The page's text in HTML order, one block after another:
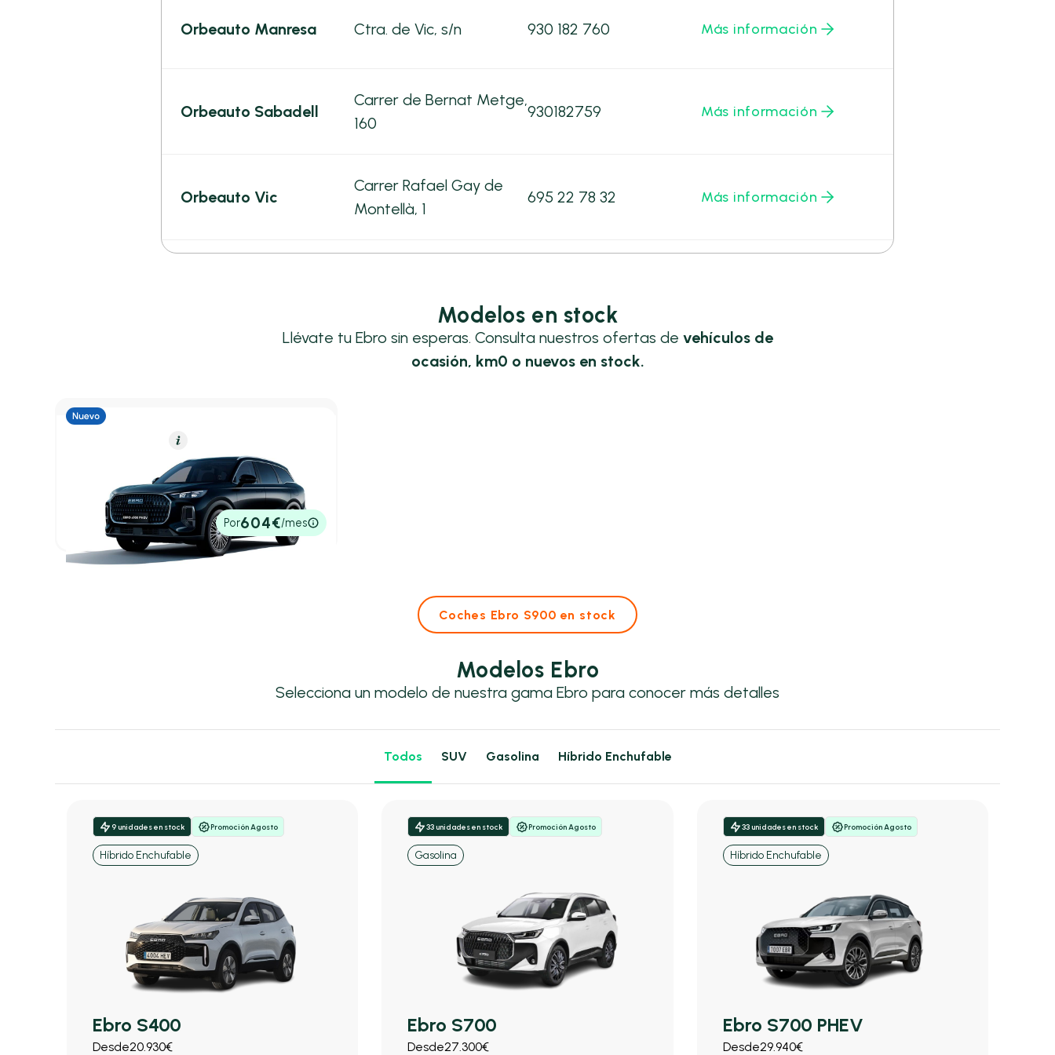
Orbeauto Manresa Ctra. de Vic, s/n 930 182 760 Más información
Orbeauto Sabadell
Carrer de Bernat Metge,
160
930182759 Más información
Orbeauto Vic
Carrer Rafael Gay de
Montellà, 1
695 22 78 32 Más información
Modelos en stock
Llévate tu Ebro sin esperas. Consulta nuestros ofertas de vehículos de
ocasión, km0 o nuevos en stock.
PHEV 1.5 TGDI 3DHT 4X4 Luxury
1,70 l/100 Km425cvAutomático
50.100€
P.V.P. contado
Por604€/mes
Coches Ebro S900 en stock
Modelos Ebro
Selecciona un modelo de nuestra gama Ebro para conocer más detalles
Todos SUV Gasolina Híbrido Enchufable
9 unidades en stock Promoción Agosto
Híbrido Enchufable
Ebro S400
Desde20.930€
33 unidades en stock Promoción Agosto
Gasolina
Ebro S700
Desde27.300€
33 unidades en stock Promoción Agosto
Híbrido Enchufable
Ebro S700 PHEV
Desde29.940€